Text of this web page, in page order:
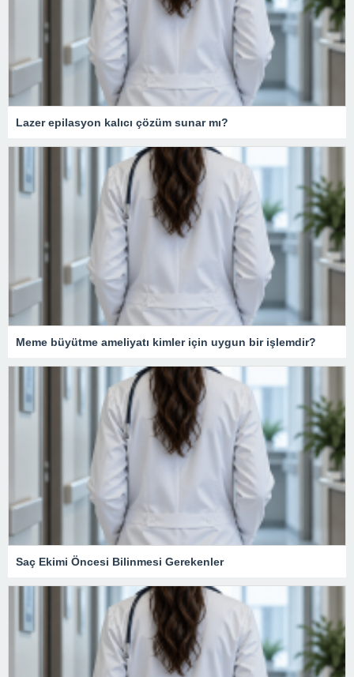
Lazer epilasyon kalıcı çözüm sunar mı?
Meme büyütme ameliyatı kimler için uygun bir işlemdir?
Saç Ekimi Öncesi Bilinmesi Gerekenler